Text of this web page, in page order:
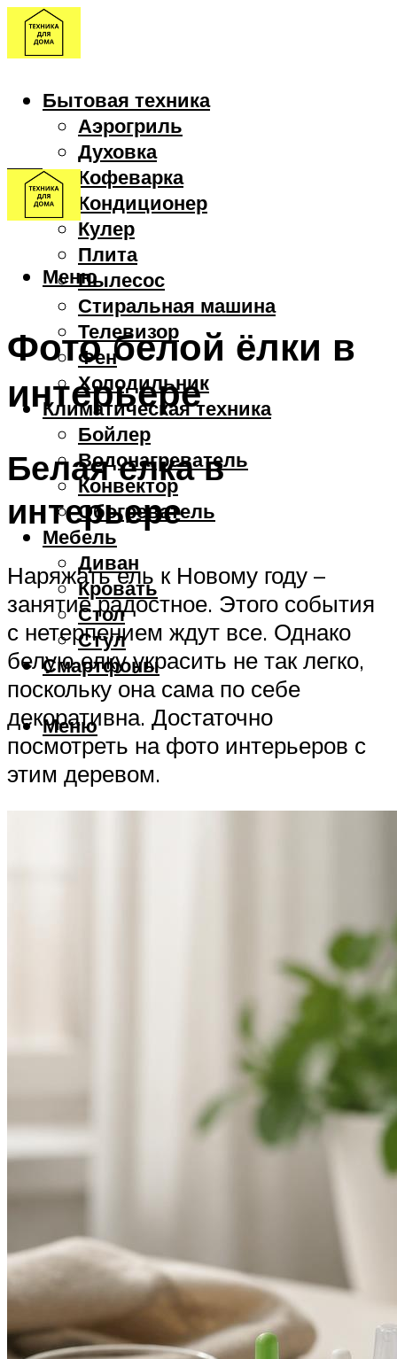
Бытовая техника
Аэрогриль
Духовка
Кофеварка
Кондиционер
Кулер
Плита
Пылесос
Стиральная машина
Телевизор
Фен
Холодильник
Климатическая техника
Бойлер
Водонагреватель
Конвектор
Обогреватель
Мебель
Диван
Кровать
Стол
Стул
Смартфоны
Меню
Меню
Фото белой ёлки в
интерьере
Белая елка в
интерьере
Наряжать ель к Новому году –
занятие радостное. Этого события
с нетерпением ждут все. Однако
белую елку украсить не так легко,
поскольку она сама по себе
декоративна. Достаточно
посмотреть на фото интерьеров с
этим деревом.